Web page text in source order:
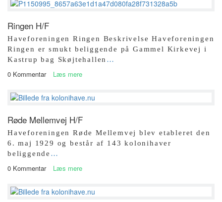
Ringen H/F
Haveforeningen Ringen Beskrivelse Haveforeningen
Ringen er smukt beliggende på Gammel Kirkevej i
Kastrup bag Skøjtehallen …
0 Kommentar Læs mere
Røde Mellemvej H/F
​Haveforeningen Røde Mellemvej blev etableret den
6. maj 1929 og består af 143 kolonihaver
beliggende …
0 Kommentar Læs mere